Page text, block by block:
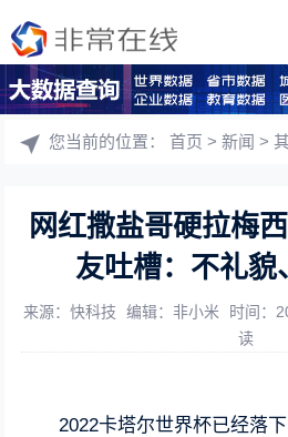
您当前的位置：首页 >新闻 >
网红撒盐哥硬拉梅
友吐槽：不礼貌
来源：快科技 编辑：非小米 时间：
读
2022卡塔尔世界杯已经落